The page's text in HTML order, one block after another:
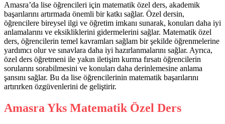
Amasra’da lise öğrencileri için matematik özel ders, akademik
başarılarını artırmada önemli bir katkı sağlar. Özel dersin,
öğrencilere bireysel ilgi ve öğretim imkanı sunarak, konuları daha iyi
anlamalarını ve eksikliklerini gidermelerini sağlar. Matematik özel
ders, öğrencilerin temel kavramları sağlam bir şekilde öğrenmelerine
yardımcı olur ve sınavlara daha iyi hazırlanmalarını sağlar. Ayrıca,
özel ders öğretmeni ile yakın iletişim kurma fırsatı öğrencilerin
sorularını sorabilmesini ve konuları daha derinlemesine anlama
şansını sağlar. Bu da lise öğrencilerinin matematik başarılarını
artırırken özgüvenlerini de geliştirir.
Amasra Yks Matematik Özel Ders